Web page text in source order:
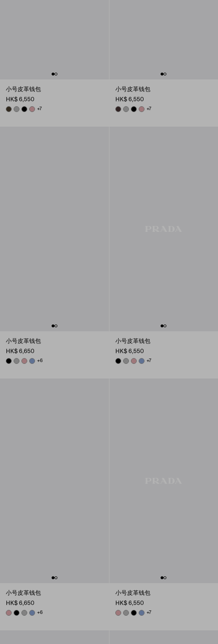
小号皮革钱包
HK$ 6,550
FOREST
DARK GREY
BLACKROSY BLUSH
+7
小号皮革钱包
HK$ 6,550
DARK BROWN
DARK GREY
BLACKROSY BLUSH
+7
小号皮革钱包
HK$ 6,650
BLACKDARK GREY
ROSY BLUSH
AVIATOR BLUE
+6
小号皮革钱包
HK$ 6,550
BLACKDARK GREY
ROSY BLUSH
AVIATOR BLUE
+7
小号皮革钱包
HK$ 6,650
ROSY BLUSH
BLACKDARK GREY
AVIATOR BLUE
+6
小号皮革钱包
HK$ 6,550
ROSY BLUSH
DARK GREY
BLACKAVIATOR BLUE
+7